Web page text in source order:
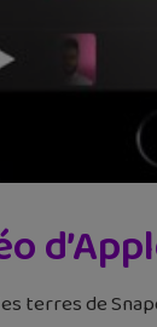
terres de